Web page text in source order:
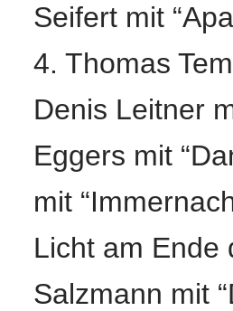
Seifert mit
4. Thomas
Denis Leitner
Eggers mit
mit
Licht am Ende
Salzmann mit